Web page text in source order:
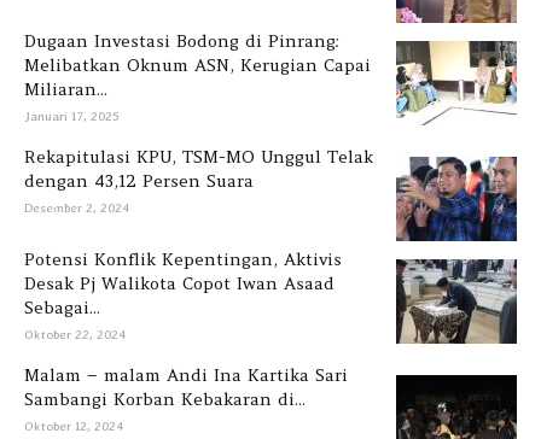
Dugaan Investasi Bodong di Pinrang:
Melibatkan Oknum ASN, Kerugian Capai
Miliaran...
Januari 17, 2025
Rekapitulasi KPU, TSM-MO Unggul Telak
dengan 43,12 Persen Suara
Desember 2, 2024
Potensi Konflik Kepentingan, Aktivis
Desak Pj Walikota Copot Iwan Asaad
Sebagai...
Oktober 22, 2024
Malam – malam Andi Ina Kartika Sari
Sambangi Korban Kebakaran di...
Oktober 12, 2024